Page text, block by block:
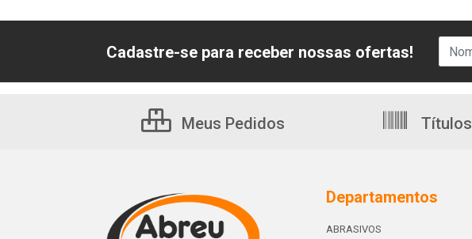
Cadastre-se para receber nossas ofertas!
Meus Pedidos Títulos
Departamentos
ABRASIVOS